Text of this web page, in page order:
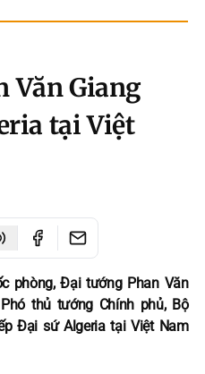
Văn Giang
tại Việt
phòng, Đại tướng Phan Văn
thủ tướng Chính phủ, Bộ
Đại sứ Algeria tại Việt Nam